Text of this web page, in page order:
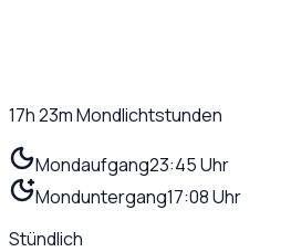
17h 23mMondlichtstunden
Mondaufgang23:45 Uhr
Monduntergang17:08 Uhr
Stündlich